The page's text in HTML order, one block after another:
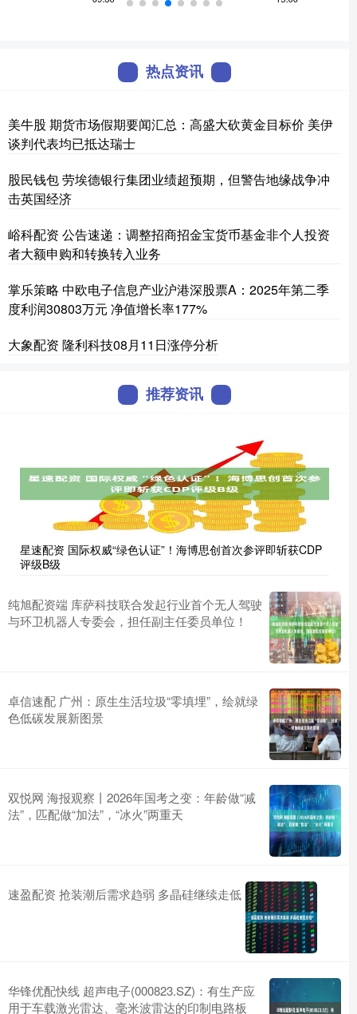
热点资讯
美牛股 期货市场假期要闻汇总：高盛大砍黄金目标价 美伊
谈判代表均已抵达瑞士
股民钱包 劳埃德银行集团业绩超预期，但警告地缘战争冲
击英国经济
峪科配资 公告速递：调整招商招金宝货币基金非个人投资
者大额申购和转换转入业务
掌乐策略 中欧电子信息产业沪港深股票A：2025年第二季
度利润30803万元 净值增长率177%
大象配资 隆利科技08月11日涨停分析
推荐资讯
星速配资 国际权威“绿色认证”！海博思创首次参评即斩获CDP
评级B级
纯旭配资端 库萨科技联合发起行业首个无人驾驶
与环卫机器人专委会，担任副主任委员单位！
卓信速配 广州：原生生活垃圾“零填埋”，绘就绿
色低碳发展新图景
双悦网 海报观察丨2026年国考之变：年龄做“减
法”，匹配做“加法”，“冰火”两重天
速盈配资 抢装潮后需求趋弱 多晶硅继续走低
华锋优配快线 超声电子(000823.SZ)：有生产应
用于车载激光雷达、毫米波雷达的印制电路板